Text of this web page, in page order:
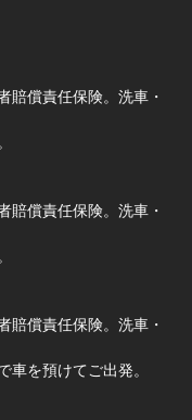
賠償責任保険。洗車・
賠償責任保険。洗車・
賠償責任保険。洗車・
を預けてご出発。